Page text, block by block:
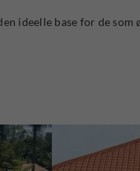
ideelle base for de